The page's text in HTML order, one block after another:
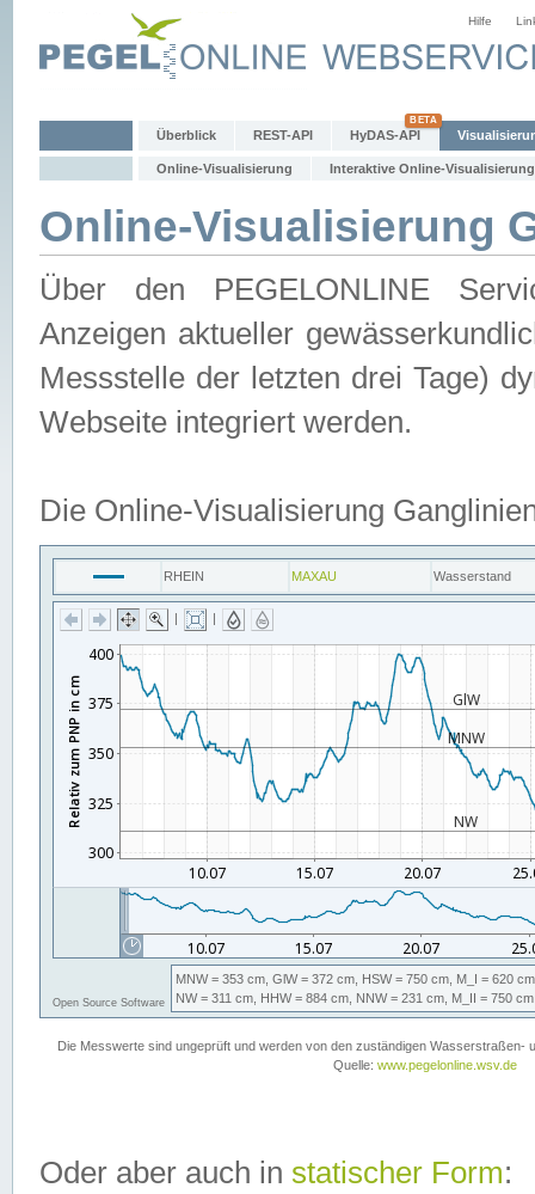
Hilfe
Überblick REST-API HyDAS-API
Online-Visualisierung Interaktive Online-Visualisierung
Online-Visualisierung
Über den PEGELONLINE
Anzeigen aktueller
Messstelle der letzten drei Tage)
Webseite integriert werden.
Die Online-Visualisierung
Oder aber auch in statischer Form: